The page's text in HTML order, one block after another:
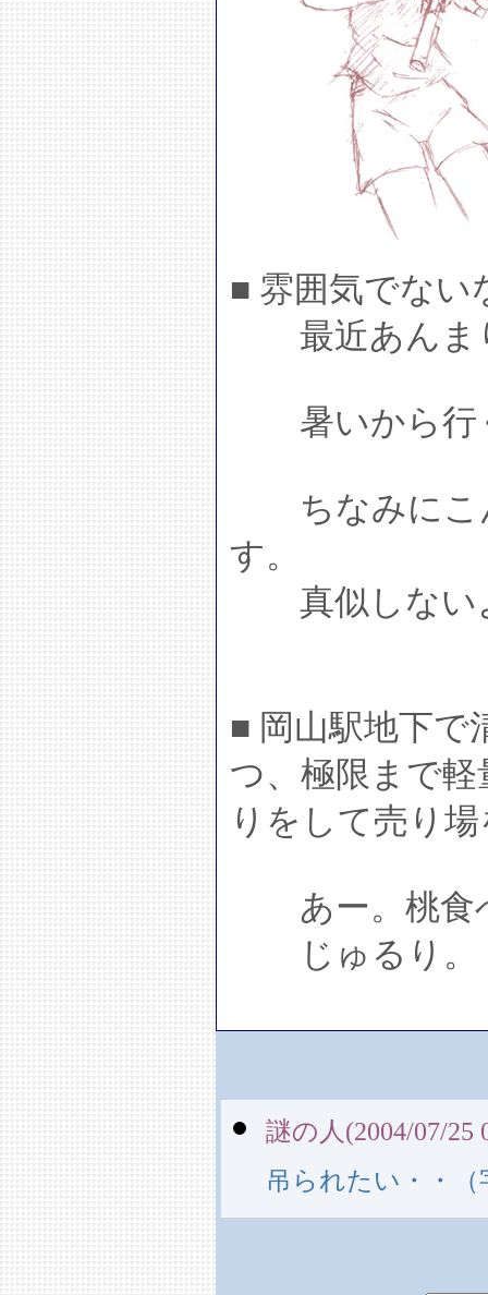
■ 雰囲気でない
最近あんま
暑いから行
ちなみにこ
す。
真似しない
■ 岡山駅地下で
つ、極限まで
りをして売り
あー。桃食
じゅるり。
謎の人(2004/07/25
吊られたい・・（